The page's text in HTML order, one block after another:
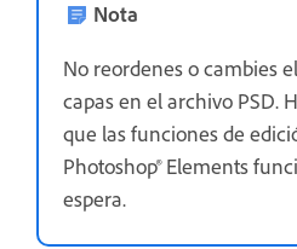
Nota
No reordenes o cambies
capas en el archivo PSD.
que las funciones de
Photoshop® Elements
espera.